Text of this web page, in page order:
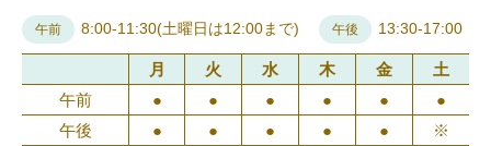
午前 8:00-11:30(土曜日は12:00まで) 午後 13:30-17:00
月 火 水 木 金
土
午前
● ● ● ● ●
●
午後
● ● ● ● ● ※